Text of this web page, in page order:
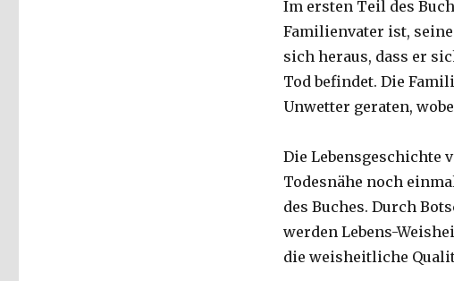
Im ersten Teil des
Familienvater ist,
sich heraus, dass er
Tod befindet. Die
Unwetter geraten,
Die Lebensgeschichte
Todesnähe noch
des Buches. Durch
werden Lebens-
die weisheitliche